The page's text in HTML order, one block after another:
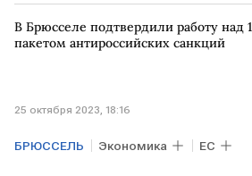
ВАШИНГТОН ЕСПЧ
В Брюсселе подтвердили работу над
пакетом антироссийских санкций
25 октября 2023, 18:16
БРЮССЕЛЬ Экономика ЕС